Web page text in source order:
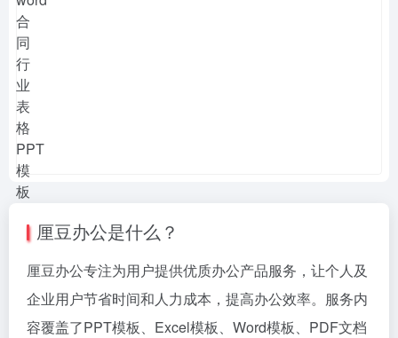
厘豆办公是什么？
厘豆办公专注为用户提供优质办公产品服务，让个人及
企业用户节省时间和人力成本，提高办公效率。服务内
容覆盖了PPT模板、Excel模板、Word模板、PDF文档